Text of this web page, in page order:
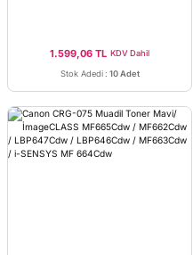
1.599,06 TL KDV Dahil
Stok Adedi : 10 Adet